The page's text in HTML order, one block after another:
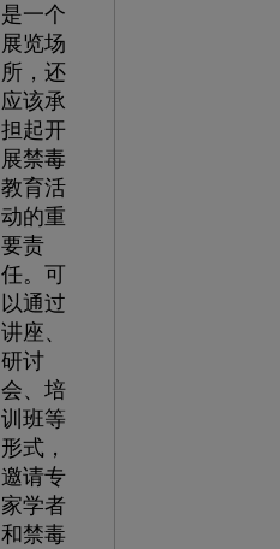
是一个
展览场
所，还
应该承
担起开
展禁毒
教育活
动的重
要责
任。可
以通过
讲座、
研讨
会、培
训班等
形式，
邀请专
家学者
和禁毒